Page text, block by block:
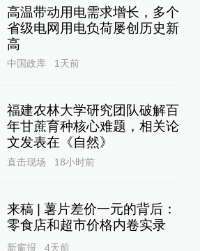
高温带动用电需求增长，多个
省级电网用电负荷屡创历史新
高
中国政库 1天前
福建农林大学研究团队破解百
年甘蔗育种核心难题，相关论
文发表在《自然》
直击现场 18小时前
来稿 | 薯片差价一元的背后：
零食店和超市价格内卷实录
新窗报 4天前